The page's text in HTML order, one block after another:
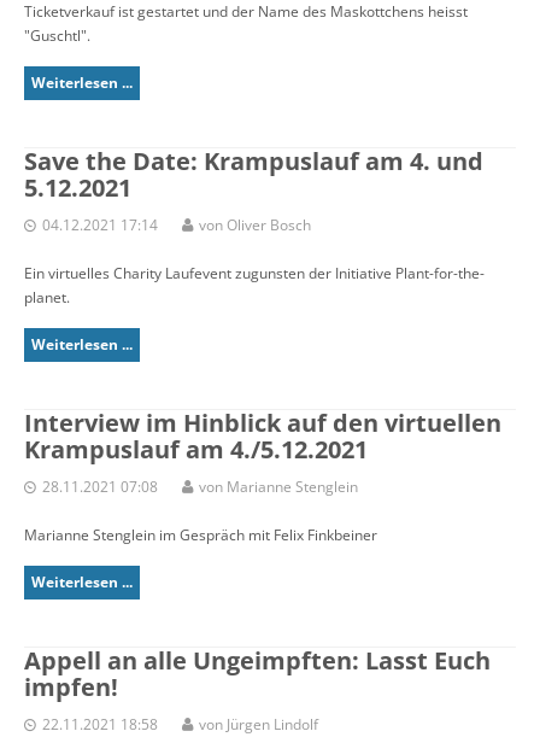
Ticketverkauf ist gestartet und der Name des Maskottchens heisst
"Guschtl".
Weiterlesen ...
Save the Date: Krampuslauf am 4. und
5.12.2021
04.12.2021 17:14 von Oliver Bosch
Ein virtuelles Charity Laufevent zugunsten der Initiative Plant-for-the-
planet.
Weiterlesen ...
Interview im Hinblick auf den virtuellen
Krampuslauf am 4./5.12.2021
28.11.2021 07:08 von Marianne Stenglein
Marianne Stenglein im Gespräch mit Felix Finkbeiner
Weiterlesen ...
Appell an alle Ungeimpften: Lasst Euch
impfen!
22.11.2021 18:58 von Jürgen Lindolf